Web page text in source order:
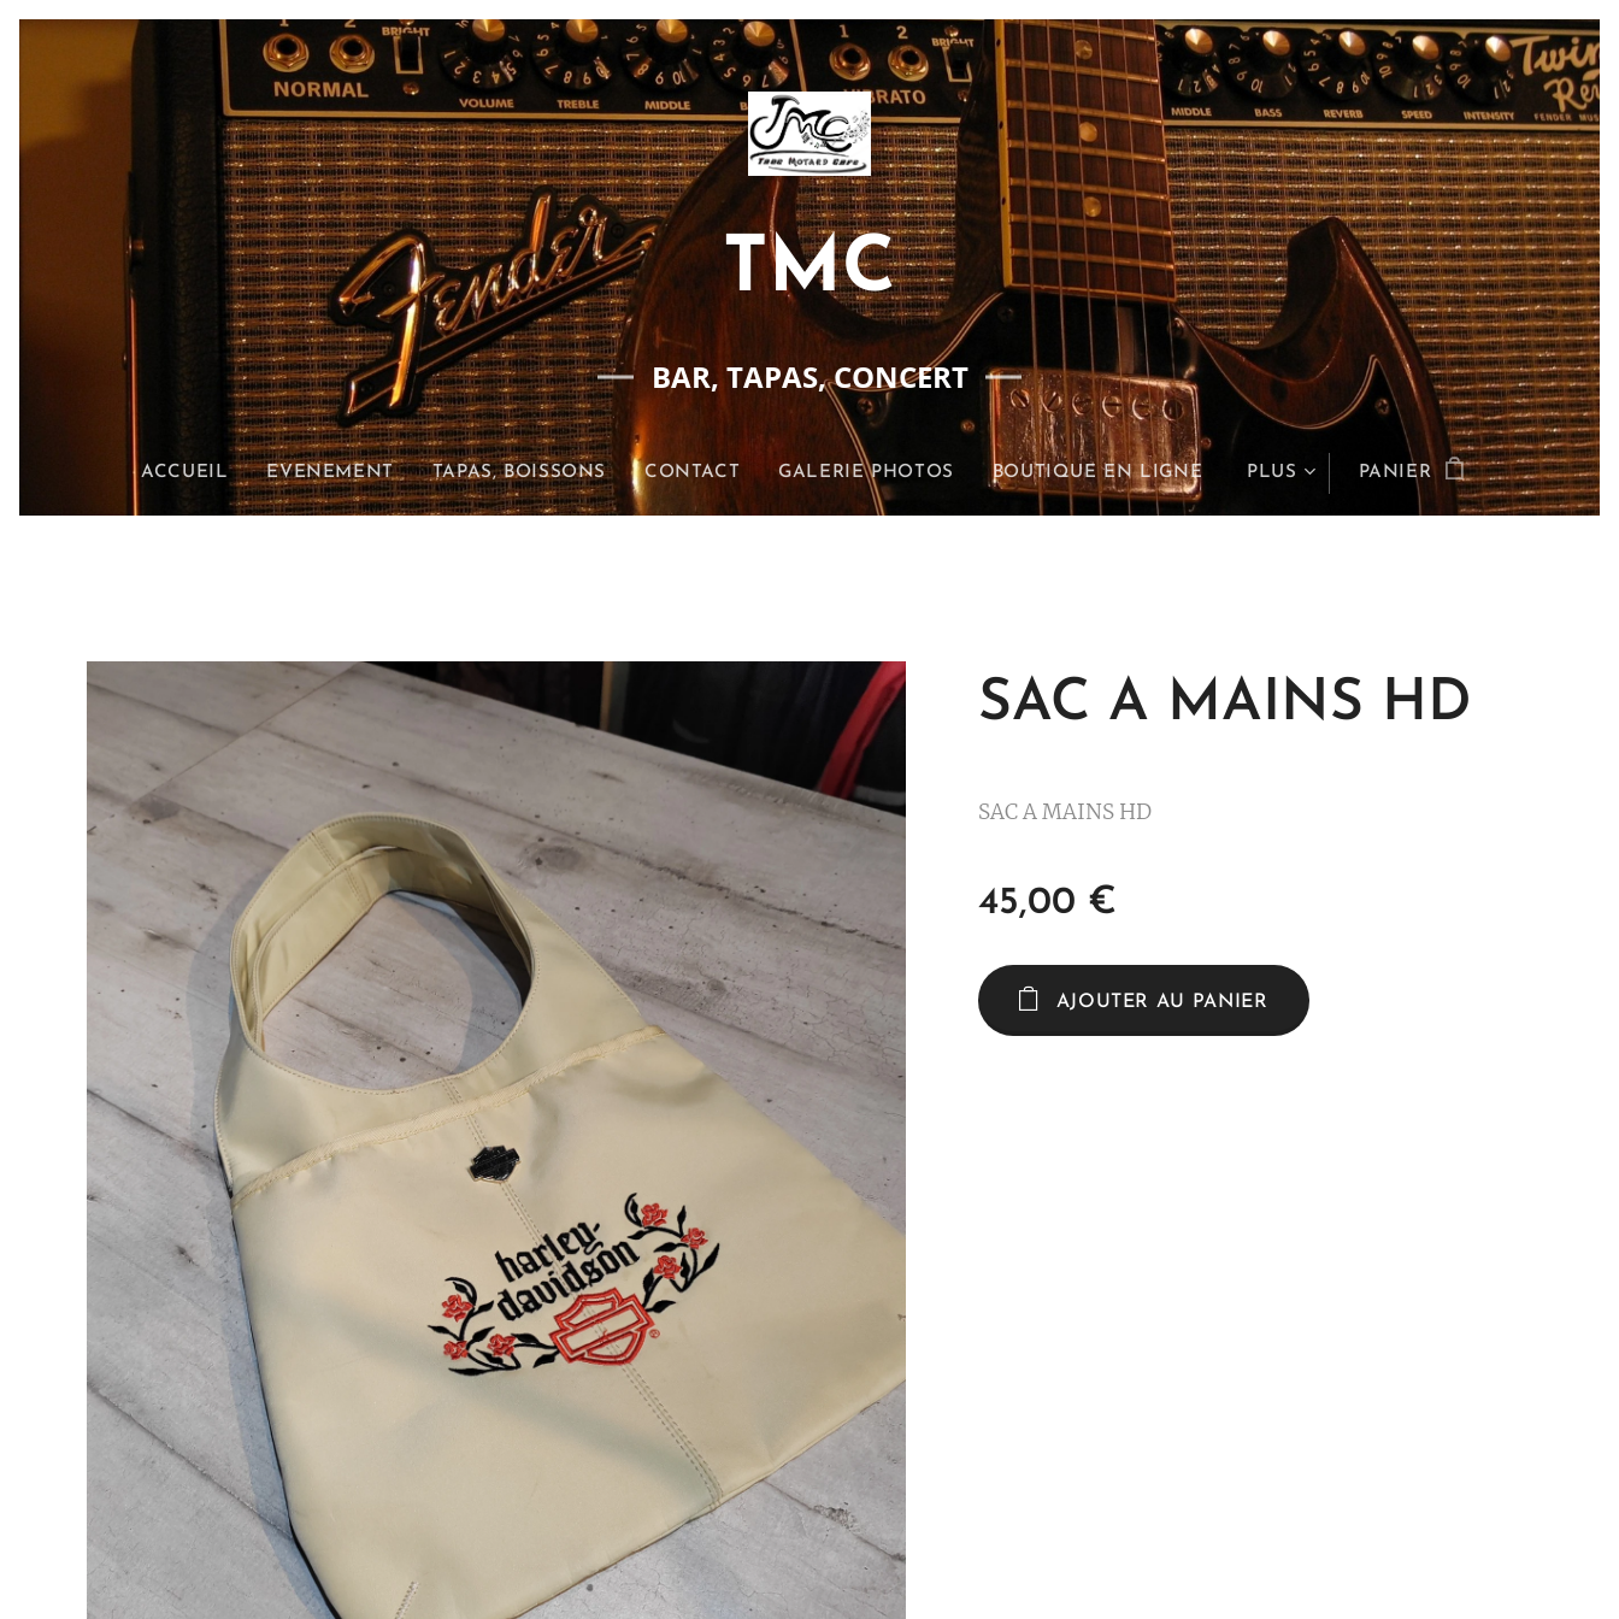
TMC
BAR, TAPAS, CONCERT
ACCUEIL EVENEMENT TAPAS, BOISSONS CONTACT GALERIE PHOTOS BOUTIQUE EN LIGNE PLUS PANIER
SAC A MAINS HD
SAC A MAINS HD
45,00 €
AJOUTER AU PANIER